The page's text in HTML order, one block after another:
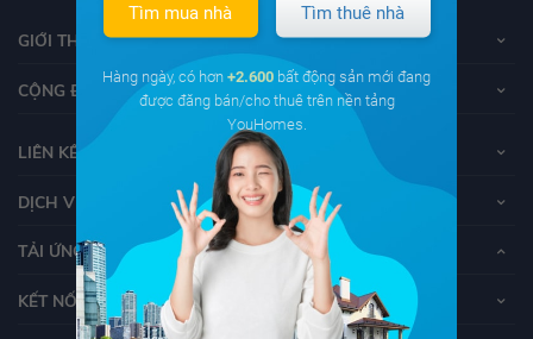
GIỚI THIỆU VỀ YOUHOMES
CỘNG ĐỒNG YOUHOMERS
LIÊN KẾT
DỊCH VỤ KHÁCH HÀNG
TẢI ỨNG DỤNG YOUHOMES
KẾT NỐI VỚI YOUHOMES
Tìm mua nhà Tìm thuê nhà
Hàng ngày, có hơn +2.600 bất động sản mới đang
được đăng bán/cho thuê trên nền tảng
YouHomes.